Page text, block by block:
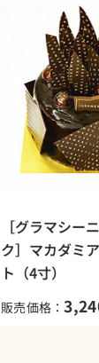
［グラマシー
ク］マカダミ
ト（4寸）
販売価格：